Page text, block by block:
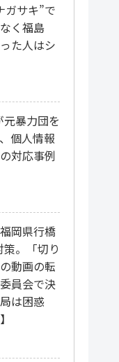
ガサキ”で
く福島
た人はシ
元暴力団を
個人情報
対応事例
岡県行橋
。「切り
動画の転
員会で決
は困惑